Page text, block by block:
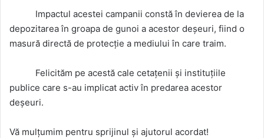
Impactul acestei campanii constă în devierea de la
depozitarea în groapa de gunoi a acestor deșeuri, fiind o
masură directă de protecție a mediului în care traim.
Felicităm pe acestă cale cetațenii și instituțiile
publice care s-au implicat activ în predarea acestor
deșeuri.
Vă mulțumim pentru sprijinul și ajutorul acordat!